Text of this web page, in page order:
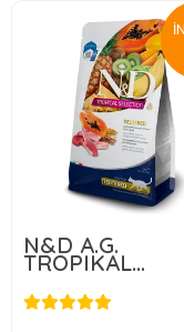
N&D A.G.
TROPIKAL
NEUTERED
1,5 KG
891,65 TL